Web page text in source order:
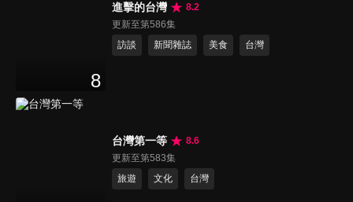
8
進擊的台灣
8.2
更新至第586集
訪談
新聞雜誌 美食 台灣
台灣第一等
8.6
更新至第583集
旅遊
文化 台灣